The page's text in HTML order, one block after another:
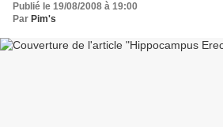
Publié le 19/08/2008 à 19:00
Par Pim's